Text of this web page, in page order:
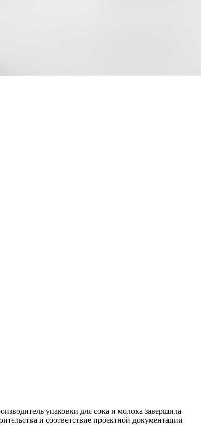
упаковки для сока и молока завершила
и соответствие проектной документации